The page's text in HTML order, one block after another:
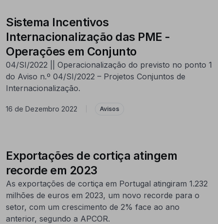
Sistema Incentivos
Internacionalização das PME -
Operações em Conjunto
04/SI/2022 || Operacionalização do previsto no ponto 1
do Aviso n.º 04/SI/2022 – Projetos Conjuntos de
Internacionalização.
16 de Dezembro 2022 Avisos
Exportações de cortiça atingem
recorde em 2023
As exportações de cortiça em Portugal atingiram 1.232
milhões de euros em 2023, um novo recorde para o
setor, com um crescimento de 2% face ao ano
anterior, segundo a APCOR.